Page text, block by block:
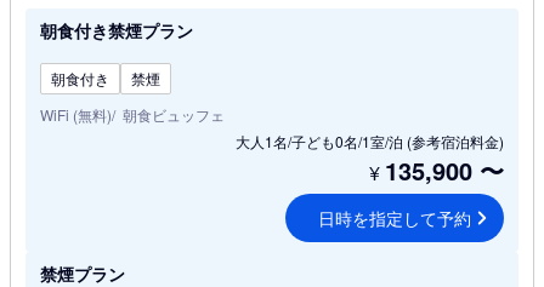
朝食付き禁煙プラン
朝食付き
禁煙
WiFi (無料) 朝食ビュッフェ
大人1名/子ども0名/1室/泊 (参考宿泊料金)
¥ 135,900 〜
日時を指定して予約
禁煙プラン